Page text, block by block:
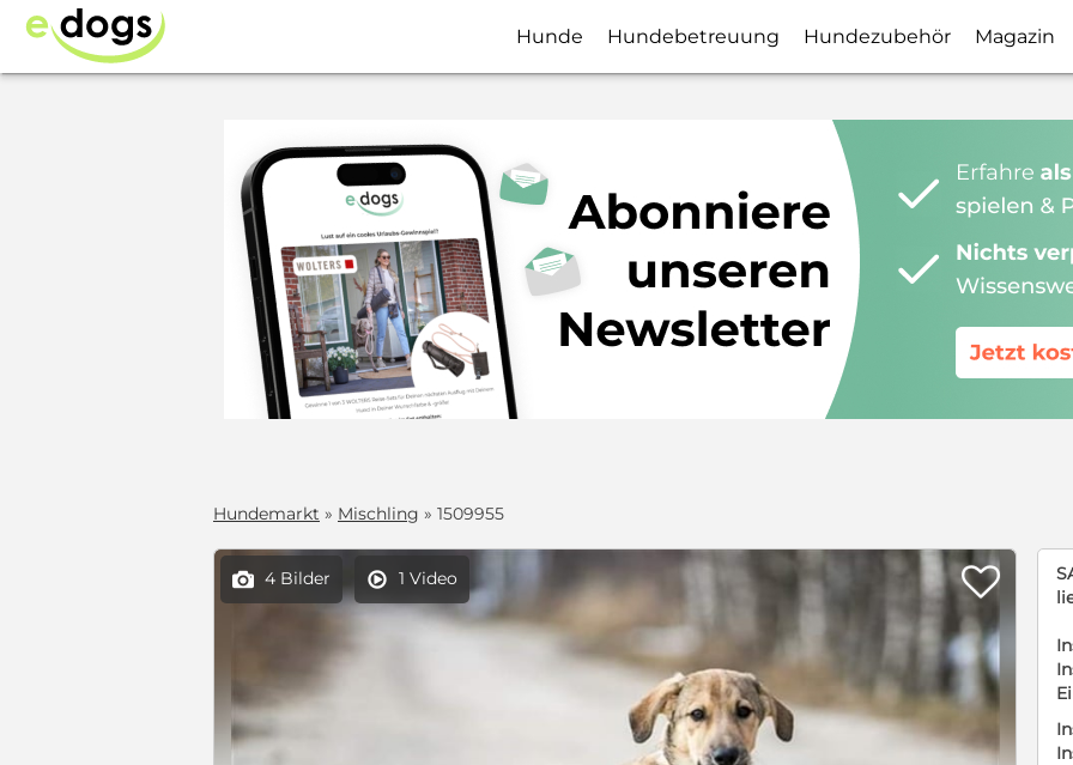
Hunde Hundebetreuung Hundezubehör Magazin
Hundemarkt » Mischling » 1509955
 4 Bilder  1 Video 